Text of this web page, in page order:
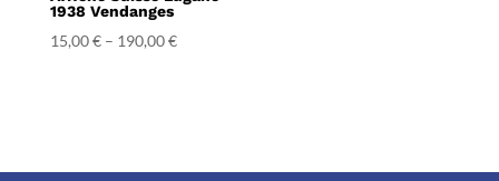
1938 Vendanges
15,00€– 190,00€